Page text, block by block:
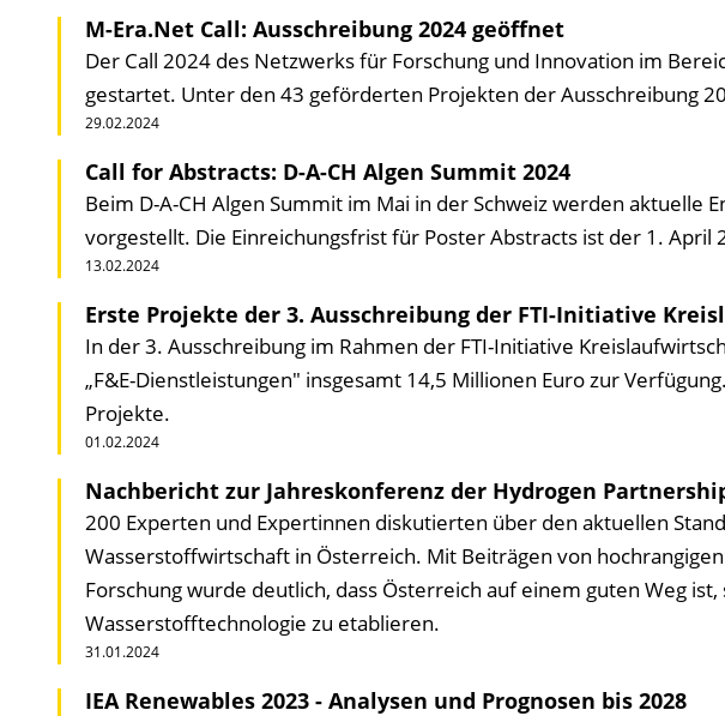
M-Era.Net Call: Ausschreibung 2024 geöffnet
Der Call 2024 des Netzwerks für Forschung und Innovation im
gestartet. Unter den 43 geförderten Projekten der Ausschreibung
29.02.2024
Call for Abstracts: D-A-CH Algen Summit 2024
Beim D-A-CH Algen Summit im Mai in der Schweiz werden aktuelle
vorgestellt. Die Einreichungsfrist für Poster Abstracts ist der 1. April
13.02.2024
Erste Projekte der 3. Ausschreibung der FTI-Initiative
In der 3. Ausschreibung im Rahmen der FTI-Initiative
„F&E-Dienstleistungen" insgesamt 14,5 Millionen Euro zur
Projekte.
01.02.2024
Nachbericht zur Jahreskonferenz der Hydrogen
200 Experten und Expertinnen diskutierten über den aktuellen
Wasserstoffwirtschaft in Österreich. Mit Beiträgen von
Forschung wurde deutlich, dass Österreich auf einem guten Weg
Wasserstofftechnologie zu etablieren.
31.01.2024
IEA Renewables 2023 - Analysen und Prognosen bis 2028